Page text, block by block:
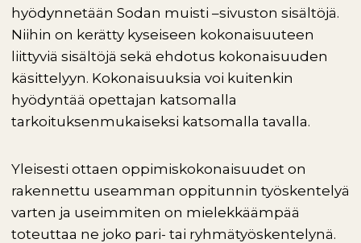
hyödynnetään Sodan muisti –sivuston sisältöjä.
Niihin on kerätty kyseiseen kokonaisuuteen
liittyviä sisältöjä sekä ehdotus kokonaisuuden
käsittelyyn. Kokonaisuuksia voi kuitenkin
hyödyntää opettajan katsomalla
tarkoituksenmukaiseksi katsomalla tavalla.
Yleisesti ottaen oppimiskokonaisuudet on
rakennettu useamman oppitunnin työskentelyä
varten ja useimmiten on mielekkäämpää
toteuttaa ne joko pari- tai ryhmätyöskentelynä.